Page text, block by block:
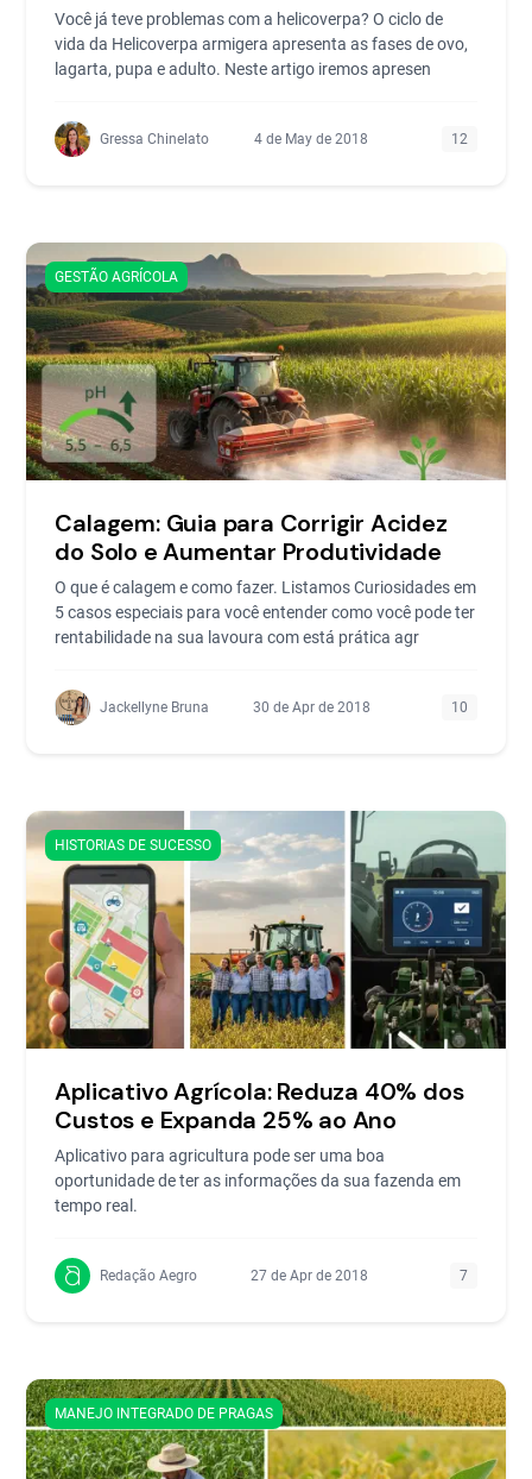
Você já teve problemas com a helicoverpa? O ciclo de
vida da Helicoverpa armigera apresenta as fases de ovo,
lagarta, pupa e adulto. Neste artigo iremos apresen
Gressa Chinelato 4 de May de 2018 12
GESTÃO AGRÍCOLA
Calagem: Guia para Corrigir Acidez
do Solo e Aumentar Produtividade
O que é calagem e como fazer. Listamos Curiosidades em
5 casos especiais para você entender como você pode ter
rentabilidade na sua lavoura com está prática agr
Jackellyne Bruna 30 de Apr de 2018 10
HISTORIAS DE SUCESSO
Aplicativo Agrícola: Reduza 40% dos
Custos e Expanda 25% ao Ano
Aplicativo para agricultura pode ser uma boa
oportunidade de ter as informações da sua fazenda em
tempo real.
Redação Aegro 27 de Apr de 2018 7
MANEJO INTEGRADO DE PRAGAS